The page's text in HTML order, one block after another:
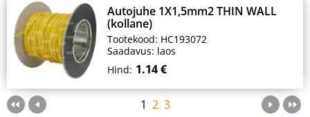
Autojuhe 1X1,5mm2 THIN WALL
(kollane)
Tootekood: HC193072
Saadavus: laos
Hind: 1.14 €
1 2 3